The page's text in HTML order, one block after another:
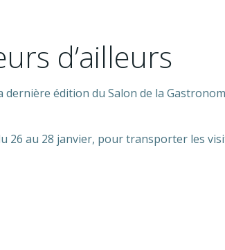
d’ailleurs
édition du Salon de la
au 28 janvier, pour transporter les